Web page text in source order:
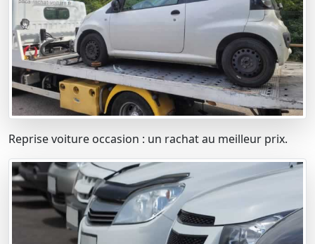
Reprise voiture occasion : un rachat au meilleur prix.